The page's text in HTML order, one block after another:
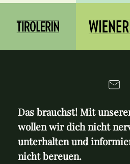
Das brauchst! Mit
wollen wir dich nicht
unterhalten und
nicht bereuen.